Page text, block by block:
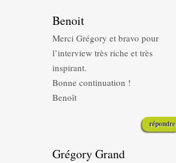
Benoit
Merci Grégory et bravo pour
l’interview très riche et très
inspirant.
Bonne continuation !
Benoît
répondre
Grégory Grand